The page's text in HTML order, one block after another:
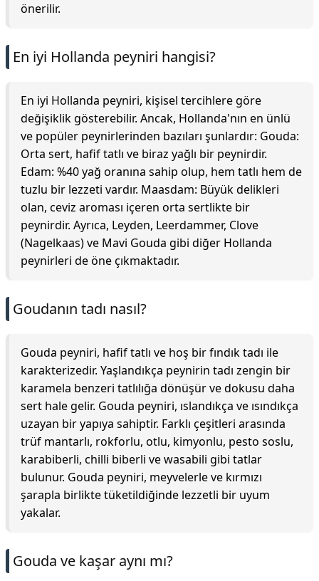
önerilir.
En iyi Hollanda peyniri hangisi?
En iyi Hollanda peyniri, kişisel tercihlere göre
değişiklik gösterebilir. Ancak, Hollanda'nın en ünlü
ve popüler peynirlerinden bazıları şunlardır: Gouda:
Orta sert, hafif tatlı ve biraz yağlı bir peynirdir.
Edam: %40 yağ oranına sahip olup, hem tatlı hem de
tuzlu bir lezzeti vardır. Maasdam: Büyük delikleri
olan, ceviz aroması içeren orta sertlikte bir
peynirdir. Ayrıca, Leyden, Leerdammer, Clove
(Nagelkaas) ve Mavi Gouda gibi diğer Hollanda
peynirleri de öne çıkmaktadır.
Goudanın tadı nasıl?
Gouda peyniri, hafif tatlı ve hoş bir fındık tadı ile
karakterizedir. Yaşlandıkça peynirin tadı zengin bir
karamela benzeri tatlılığa dönüşür ve dokusu daha
sert hale gelir. Gouda peyniri, ıslandıkça ve ısındıkça
uzayan bir yapıya sahiptir. Farklı çeşitleri arasında
trüf mantarlı, rokforlu, otlu, kimyonlu, pesto soslu,
karabiberli, chilli biberli ve wasabili gibi tatlar
bulunur. Gouda peyniri, meyvelerle ve kırmızı
şarapla birlikte tüketildiğinde lezzetli bir uyum
yakalar.
Gouda ve kaşar aynı mı?